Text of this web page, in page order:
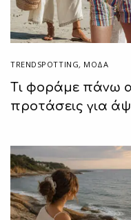
TRENDSPOTTING, ΜΟΔΑ
Τι φοράμε πάνω
προτάσεις για